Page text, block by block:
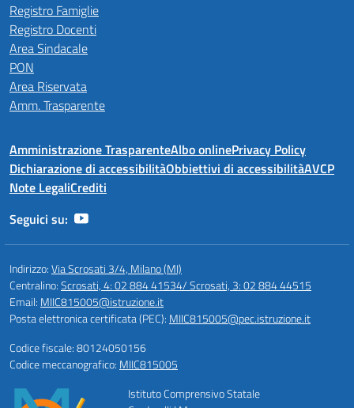
Registro Famiglie
Registro Docenti
Area Sindacale
PON
Area Riservata
Amm. Trasparente
Amministrazione TrasparenteAlbo onlinePrivacy Policy
Dichiarazione di accessibilitàObbiettivi di accessibilitàAVCP
Note LegaliCrediti
Seguici su:
Indirizzo:Via Scrosati 3/4, Milano (MI)
Centralino:Scrosati, 4: 02 884 41534/ Scrosati, 3: 02 884 44515
Email: MIIC815005@istruzione.it
Posta elettronica certificata (PEC): MIIC815005@pec.istruzione.it
Codice fiscale: 80124050156
Codice meccanografico: MIIC815005
Istituto Comprensivo Statale